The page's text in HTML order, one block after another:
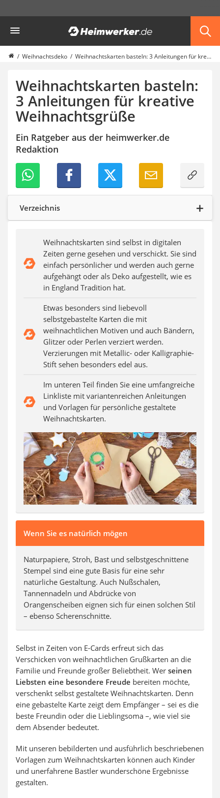
Haushalt & Freizeit
Diascanner
Walkie-Talkie Kinder
Stunt-Scooter
Gusseisen Bräter
Induktionskochfeld
Tischgeschirrspüler
Elektronische Dartscheibe
Wildkamera
Wischmopp
Trinkflasche
Thermokanne
Elektrische Pfeffermühle
Waschsauger
Geflügelschere
Beheizbare Handschuhe
Weihnachtsdeko Weihnachtskarten basteln: 3 Anleitungen für kreative Weihnachtsgrüße
Weihnachtskarten basteln:
3 Anleitungen für kreative
Weihnachtsgrüße
Ein Ratgeber aus der heimwerker.de
Redaktion
Verzeichnis
Weihnachtskarten sind selbst in digitalen
Zeiten gerne gesehen und verschickt. Sie sind
einfach persönlicher und werden auch gerne
aufgehängt oder als Deko aufgestellt, wie es
in England Tradition hat.
Etwas besonders sind liebevoll
selbstgebastelte Karten die mit
weihnachtlichen Motiven und auch Bändern,
Glitzer oder Perlen verziert werden.
Verzierungen mit Metallic- oder Kalligraphie-
Stift sehen besonders edel aus.
Im unteren Teil finden Sie eine umfangreiche
Linkliste mit variantenreichen Anleitungen
und Vorlagen für persönliche gestaltete
Weihnachtskarten.
Wenn Sie es natürlich mögen
Naturpapiere, Stroh, Bast und selbstgeschnittene
Stempel sind eine gute Basis für eine sehr
natürliche Gestaltung. Auch Nußschalen,
Tannennadeln und Abdrücke von
Orangenscheiben eignen sich für einen solchen Stil
– ebenso Scherenschnitte.
Selbst in Zeiten von E-Cards erfreut sich das
Verschicken von weihnachtlichen Grußkarten an die
Familie und Freunde großer Beliebtheit. Wer seinen
Liebsten eine besondere Freude bereiten möchte,
verschenkt selbst gestaltete Weihnachtskarten. Denn
eine gebastelte Karte zeigt dem Empfänger – sei es die
beste Freundin oder die Lieblingsoma –, wie viel sie
dem Absender bedeutet.
Mit unseren bebilderten und ausführlich beschriebenen
Vorlagen zum Weihnachtskarten können auch Kinder
und unerfahrene Bastler wunderschöne Ergebnisse
gestalten.